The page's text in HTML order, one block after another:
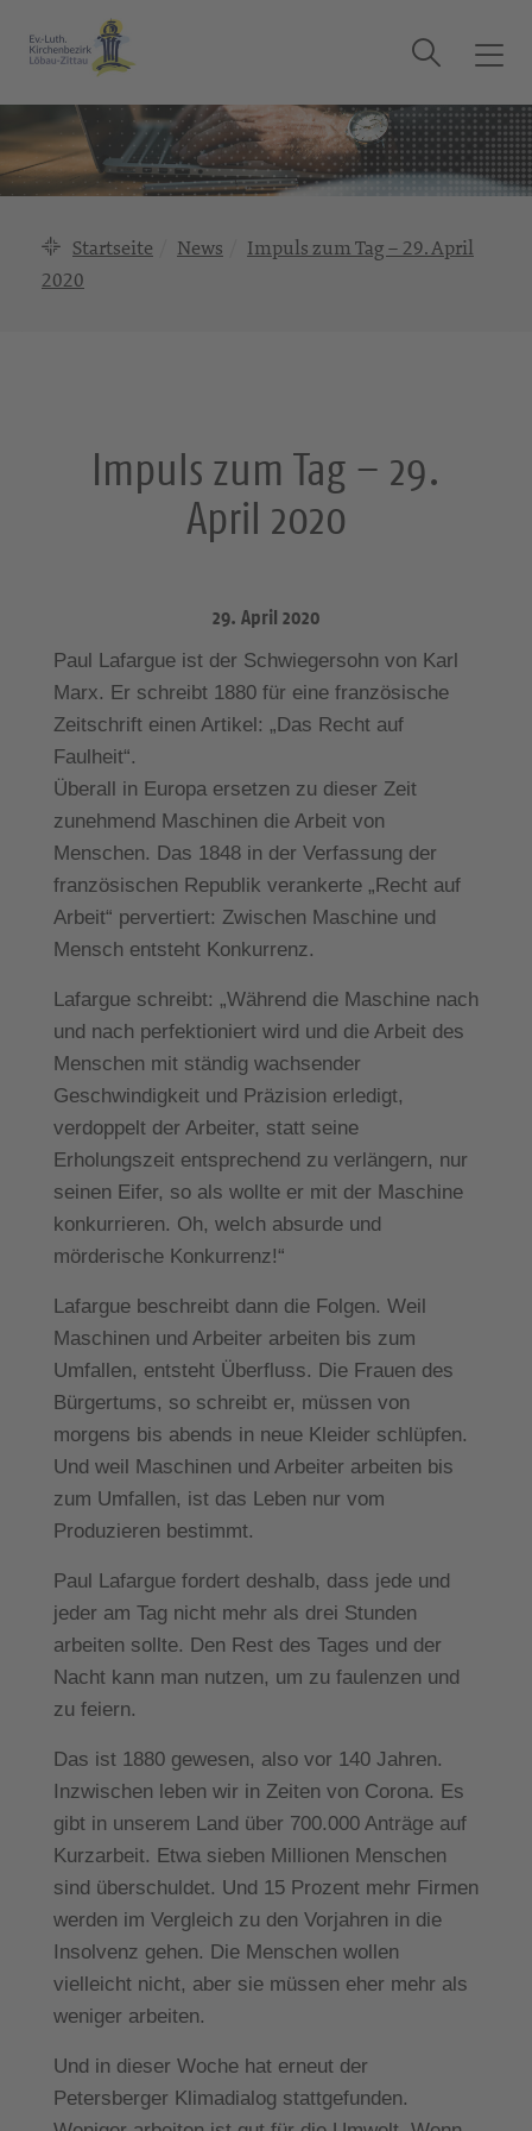
T
g
g
l
Suche
Startseite News
Impuls zum Tag – 29. April
2020
Impuls zum Tag – 29.
April 2020
29. April 2020
Paul Lafargue ist der Schwiegersohn von Karl
Marx. Er schreibt 1880 für eine französische
Zeitschrift einen Artikel: „Das Recht auf
Faulheit“.
Überall in Europa ersetzen zu dieser Zeit
zunehmend Maschinen die Arbeit von
Menschen. Das 1848 in der Verfassung der
französischen Republik verankerte „Recht auf
Arbeit“ pervertiert: Zwischen Maschine und
Mensch entsteht Konkurrenz.
Lafargue schreibt: „Während die Maschine nach
und nach perfektioniert wird und die Arbeit des
Menschen mit ständig wachsender
Geschwindigkeit und Präzision erledigt,
verdoppelt der Arbeiter, statt seine
Erholungszeit entsprechend zu verlängern, nur
seinen Eifer, so als wollte er mit der Maschine
konkurrieren. Oh, welch absurde und
mörderische Konkurrenz!“
Lafargue beschreibt dann die Folgen. Weil
Maschinen und Arbeiter arbeiten bis zum
Umfallen, entsteht Überfluss. Die Frauen des
Bürgertums, so schreibt er, müssen von
morgens bis abends in neue Kleider schlüpfen.
Und weil Maschinen und Arbeiter arbeiten bis
zum Umfallen, ist das Leben nur vom
Produzieren bestimmt.
Paul Lafargue fordert deshalb, dass jede und
jeder am Tag nicht mehr als drei Stunden
arbeiten sollte. Den Rest des Tages und der
Nacht kann man nutzen, um zu faulenzen und
zu feiern.
Das ist 1880 gewesen, also vor 140 Jahren.
Inzwischen leben wir in Zeiten von Corona. Es
gibt in unserem Land über 700.000 Anträge auf
Kurzarbeit. Etwa sieben Millionen Menschen
sind überschuldet. Und 15 Prozent mehr Firmen
werden im Vergleich zu den Vorjahren in die
Insolvenz gehen. Die Menschen wollen
vielleicht nicht, aber sie müssen eher mehr als
weniger arbeiten.
Und in dieser Woche hat erneut der
Petersberger Klimadialog stattgefunden.